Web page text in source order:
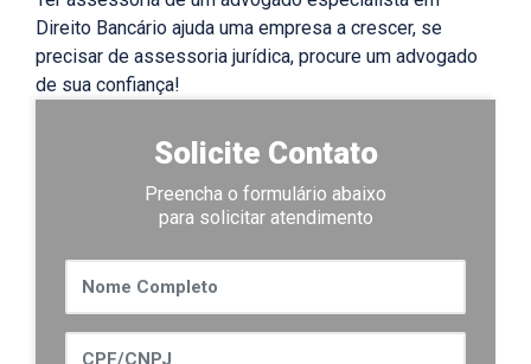
Direito Bancário ajuda uma empresa a crescer, se
precisar de assessoria jurídica, procure um advogado
de sua confiança!
Solicite Contato
Preencha o formulário abaixo
para solicitar atendimento